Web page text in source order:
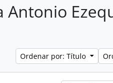
Antonio
Ordenar por: Título